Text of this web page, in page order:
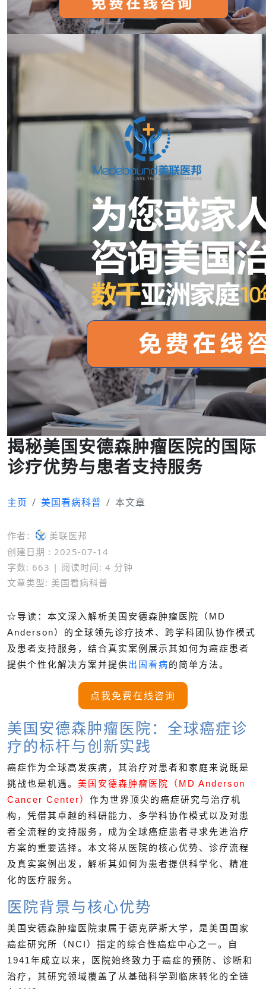
揭秘美国安德森肿瘤医院的国际
诊疗优势与患者支持服务
主页 美国看病科普 本文章
作者：
美联医邦
创建日期 : 2025-07-14
字数: 663 | 阅读时间: 4 分钟
文章类型: 美国看病科普
☆导读：本文深入解析美国安德森肿瘤医院（MD
Anderson）的全球领先诊疗技术、跨学科团队协作模式
及患者支持服务，结合真实案例展示其如何为癌症患者
提供个性化解决方案并提供出国看病的简单方法。
点我免费在线咨询
美国安德森肿瘤医院：全球癌症诊
疗的标杆与创新实践
癌症作为全球高发疾病，其治疗对患者和家庭来说既是
挑战也是机遇。 美国安德森肿瘤医院（MD Anderson
Cancer Center） 作为世界顶尖的癌症研究与治疗机
构，凭借其卓越的科研能力、多学科协作模式以及对患
者全流程的支持服务，成为全球癌症患者寻求先进治疗
方案的重要选择。本文将从医院的核心优势、诊疗流程
及真实案例出发，解析其如何为患者提供科学化、精准
化的医疗服务。
医院背景与核心优势
美国安德森肿瘤医院隶属于德克萨斯大学，是美国国家
癌症研究所（NCI）指定的综合性癌症中心之一。自
1941年成立以来，医院始终致力于癌症的预防、诊断和
治疗，其研究领域覆盖了从基础科学到临床转化的全链